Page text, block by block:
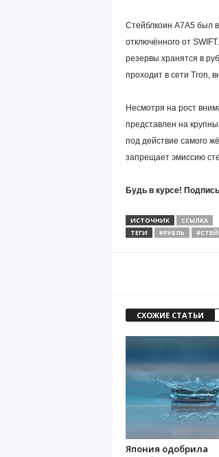
Стейблкоин A7A5 был
отключённого от
резервы хранятся в
проходит в сети Tron,
Несмотря на рост
представлен на
под действие самого
запрещает эмиссию
Будь в курсе!
ИСТОЧНИК
ССЫЛКА
ТЕГИ
#РУБЛЬ
СХОЖИЕ СТАТЬИ
Япония одобрила